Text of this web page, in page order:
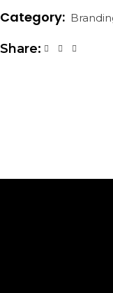
Category:
Share: